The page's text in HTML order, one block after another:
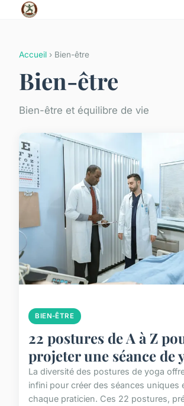
Accueil › Bien-être
Bien-être
Bien-être et équilibre de vie
BIEN-ÊTRE
22 postures de A à Z
projeter une séance de
La diversité des postures de yoga
infini pour créer des séances uniques
chaque praticien. Ces 22 postures,